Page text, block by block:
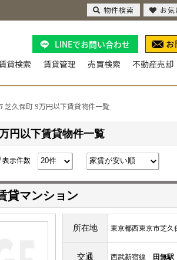
LINEでお問い合わせ
貸検索 賃貸管理 売買検索 不動産売却
芝久保町 9万円以下賃貸物件一覧
円以下賃貸物件一覧
表示件数
貸マンション
所在地 東京都西東京市芝久
交通 西武新宿線 田無駅
物件検索 お気